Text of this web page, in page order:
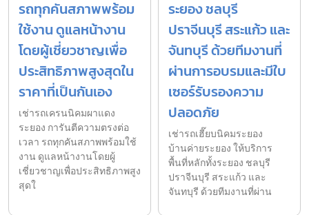
รถทุกคันสภาพพร้อม
ใช้งาน ดูแลหน้างาน
โดยผู้เชี่ยวชาญเพื่อ
ประสิทธิภาพสูงสุดใน
ราคาที่เป็นกันเอง
เช่ารถเครนนิคมผาแดง
ระยอง การันตีความตรงต่อ
เวลา รถทุกคันสภาพพร้อมใช้
งาน ดูแลหน้างานโดยผู้
เชี่ยวชาญเพื่อประสิทธิภาพสูง
สุดใ
ระยอง ชลบุรี
ปราจีนบุรี สระแก้ว และ
จันทบุรี ด้วยทีมงานที่
ผ่านการอบรมและมีใบ
เซอร์รับรองความ
ปลอดภัย
เช่ารถเฮี๊ยบนิคมระยอง
บ้านค่ายระยอง ให้บริการ
พื้นที่หลักทั้งระยอง ชลบุรี
ปราจีนบุรี สระแก้ว และ
จันทบุรี ด้วยทีมงานที่ผ่าน